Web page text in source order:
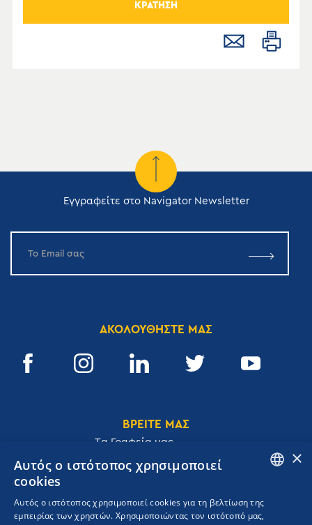
ΚΡΑΤΗΣΗ
Εγγραφείτε στο Navigator Newsletter
ΑΚΟΛΟΥΘΗΣΤΕ ΜΑΣ
ΒΡΕΙΤΕ ΜΑΣ
Tα Γραφεία μας
Ακαδημίας 32, 106 72, Αθήνα, Ελλάδα
T. +30 210 3609801 GREEK
×
Αυτός ο ιστότοπος χρησιμοποιεί
cookies
Αυτός ο ιστότοπος χρησιμοποιεί cookies για τη βελτίωση της
εμπειρίας των χρηστών. Χρησιμοποιώντας τον ιστότοπό μας,